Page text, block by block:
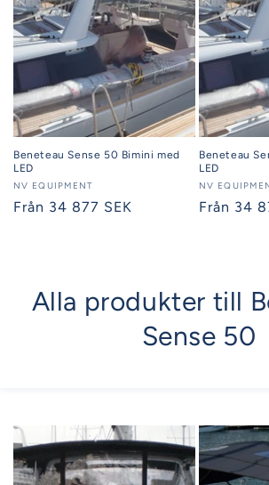
Beneteau Sense 50 Bimini med
LED
Säljare:
NV EQUIPMENT
Ordinarie
Från 34 877 SEK
Beneteau
LED
Säljare:
NV
Ordinarie
Från 34
Alla produkter till
Sense 50